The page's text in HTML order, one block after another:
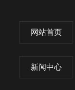
网站首页
新闻中心